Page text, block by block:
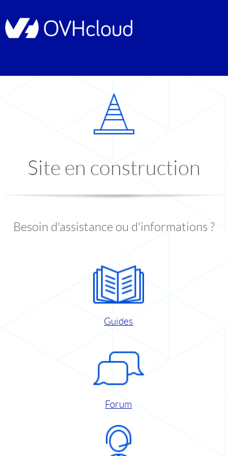
Site en construction
Besoin d'assistance ou d'informations ?
Guides
Forum